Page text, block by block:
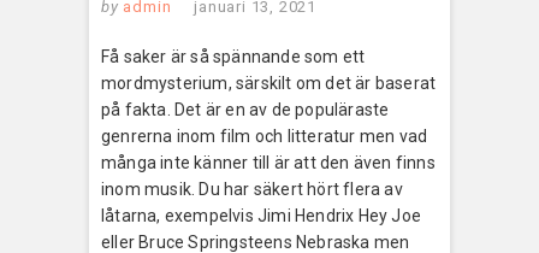
by admin januari 13, 2021
Få saker är så spännande som ett
mordmysterium, särskilt om det är baserat
på fakta. Det är en av de populäraste
genrerna inom film och litteratur men vad
många inte känner till är att den även finns
inom musik. Du har säkert hört flera av
låtarna, exempelvis Jimi Hendrix Hey Joe
eller Bruce Springsteens Nebraska men